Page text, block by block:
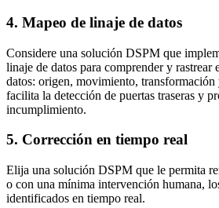
4. Mapeo de linaje de datos
Considere una solución DSPM que
linaje de datos para comprender y rastrear
datos: origen, movimiento, transformación
facilita la detección de puertas traseras y
incumplimiento.
5. Corrección en tiempo real
Elija una solución DSPM que le permita
o con una mínima intervención humana,
identificados en tiempo real.